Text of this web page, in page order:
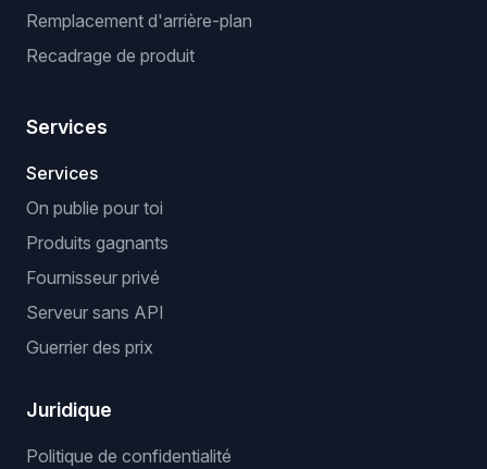
Remplacement d'arrière-plan
Recadrage de produit
Services
Services
On publie pour toi
Produits gagnants
Fournisseur privé
Serveur sans API
Guerrier des prix
Juridique
Politique de confidentialité